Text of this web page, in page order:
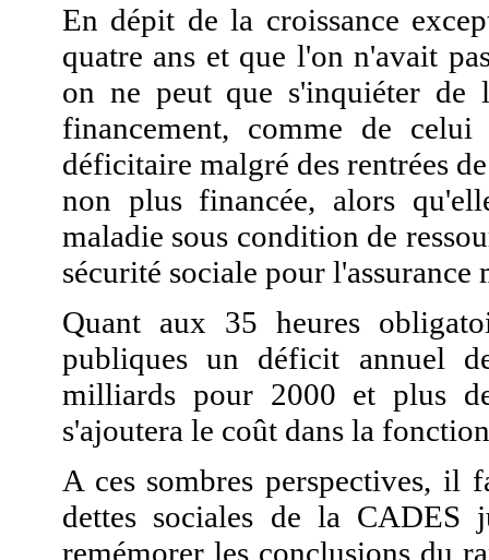
En dépit de la croissance
quatre ans et que l'on n'avait
on ne peut que s'inquiéter de
financement, comme de
déficitaire malgré des rentrées
non plus financée, alors
maladie sous condition de
sécurité sociale pour l'assurance
Quant aux 35 heures
publiques un déficit annuel
milliards pour 2000 et plus
s'ajoutera le coût dans la
A ces sombres perspectives, il
dettes sociales de la CADES
remémorer les conclusions du